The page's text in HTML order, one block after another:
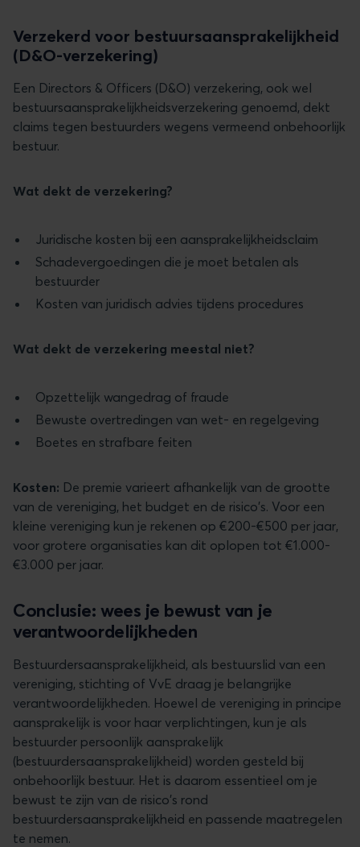
Verzekerd voor bestuursaansprakelijkheid
(D&O-verzekering)
Een Directors & Officers (D&O) verzekering, ook wel
bestuursaansprakelijkheidsverzekering genoemd, dekt
claims tegen bestuurders wegens vermeend onbehoorlijk
bestuur.
Wat dekt de verzekering?
Juridische kosten bij een aansprakelijkheidsclaim
Schadevergoedingen die je moet betalen als
bestuurder
Kosten van juridisch advies tijdens procedures
Wat dekt de verzekering meestal niet?
Opzettelijk wangedrag of fraude
Bewuste overtredingen van wet- en regelgeving
Boetes en strafbare feiten
Kosten: De premie varieert afhankelijk van de grootte
van de vereniging, het budget en de risico's. Voor een
kleine vereniging kun je rekenen op €200-€500 per jaar,
voor grotere organisaties kan dit oplopen tot €1.000-
€3.000 per jaar.
Conclusie: wees je bewust van je
verantwoordelijkheden
Bestuurdersaansprakelijkheid, als bestuurslid van een
vereniging, stichting of VvE draag je belangrijke
verantwoordelijkheden. Hoewel de vereniging in principe
aansprakelijk is voor haar verplichtingen, kun je als
bestuurder persoonlijk aansprakelijk
(bestuurdersaansprakelijkheid) worden gesteld bij
onbehoorlijk bestuur. Het is daarom essentieel om je
bewust te zijn van de risico's rond
bestuurdersaansprakelijkheid en passende maatregelen
te nemen.